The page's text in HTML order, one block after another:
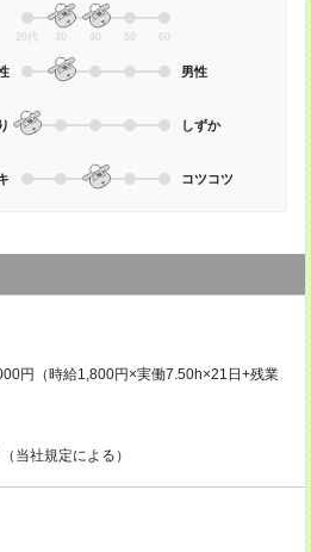
20代 30 40 50 60
男性
しずか
コツコツ
円（時給1,800円×実働7.50h×21日+残業
当社規定による）